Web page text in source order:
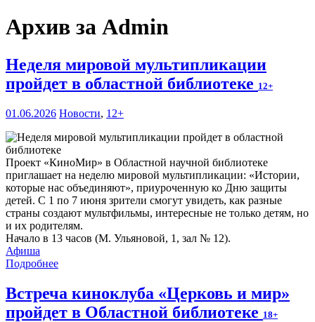
Архив за Admin
Неделя мировой мультипликации
пройдет в областной библиотеке 12+
01.06.2026 Новости, 12+
Проект «КиноМир» в Областной научной библиотеке
приглашает на неделю мировой мультипликации: «Истории,
которые нас объединяют», приуроченную ко Дню защиты
детей. С 1 по 7 июня зрители смогут увидеть, как разные
страны создают мультфильмы, интересные не только детям, но
и их родителям.
Начало в 13 часов (М. Ульяновой, 1, зал № 12).
Афиша
Подробнее
Встреча киноклуба «Церковь и мир»
пройдет в Областной библиотеке 18+